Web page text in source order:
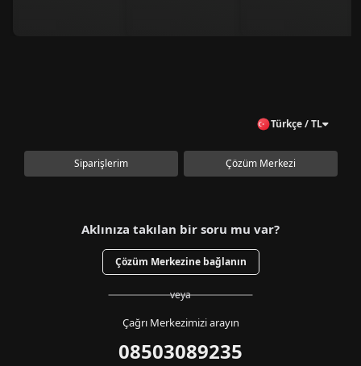
Türkçe / TL
Siparişlerim Çözüm Merkezi
Aklınıza takılan bir soru mu var?
Çözüm Merkezine bağlanın
veya
Çağrı Merkezimizi arayın
08503089235